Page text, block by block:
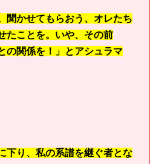
聞かせてもらおう、オレたち
たことを。いや、その前
関係を！」とアシュラマ
下り、私の系譜を継ぐ者とな